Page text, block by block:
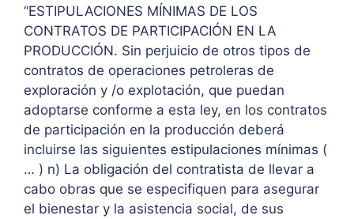
“ESTIPULACIONES MÍNIMAS DE LOS
CONTRATOS DE PARTICIPACIÓN EN LA
PRODUCCIÓN. Sin perjuicio de otros tipos de
contratos de operaciones petroleras de
exploración y /o explotación, que puedan
adoptarse conforme a esta ley, en los contratos
de participación en la producción deberá
incluirse las siguientes estipulaciones mínimas (
… ) n) La obligación del contratista de llevar a
cabo obras que se especifiquen para asegurar
el bienestar y la asistencia social, de sus